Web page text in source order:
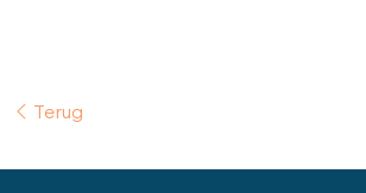
Terug